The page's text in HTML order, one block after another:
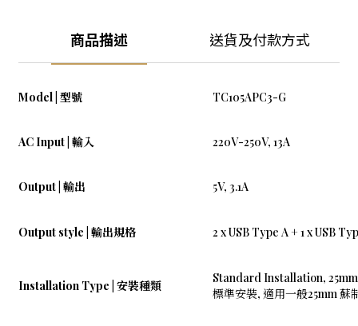
商品描述 送貨及付款方式
Model | 型號 TC105APC3-G
AC Input | 輸入 220V-250V, 13A
Output | 輸出 5V, 3.1A
Output style | 輸出規格 2 x USB Type A + 1 x USB
Installation Type | 安裝種類
Standard Installation,
標準安裝, 適用一般25mm 蘇